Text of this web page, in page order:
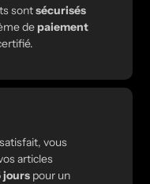
sontsécurisés
depaiement
vous
articles
jourspour un